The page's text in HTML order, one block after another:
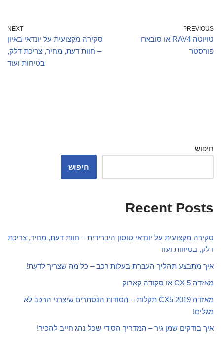
PREVIOUS
טויוטה RAV4 או סובארו
פורסטר
NEXT
סקירה מקצועית על יונדאי באיון
– חוות דעת, מחיר, צריכת דלק,
בטיחות ועוד
חיפוש
חיפוש
Recent Posts
סקירה מקצועית על יונדאי טוסון היברידית – חוות דעת, מחיר, צריכת
דלק, בטיחות ועוד
איך מתבצע תהליך העברת בעלות רכב – כל מה שצריך לדעת!
מאזדה CX-5 או סקודה קארוק
מאזדה CX5 2019 תקלות – הסודות הנסתרים שיצרני הרכב לא
מגלים!
איך בודקים שמן גיר – המדריך הסודי שכל נהג חייב להכיר!